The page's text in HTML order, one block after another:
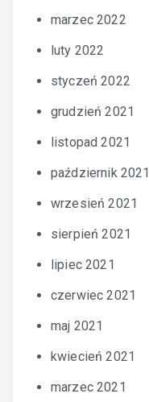
marzec 2022
luty 2022
styczeń 2022
grudzień 2021
listopad 2021
październik 2021
wrzesień 2021
sierpień 2021
lipiec 2021
czerwiec 2021
maj 2021
kwiecień 2021
marzec 2021